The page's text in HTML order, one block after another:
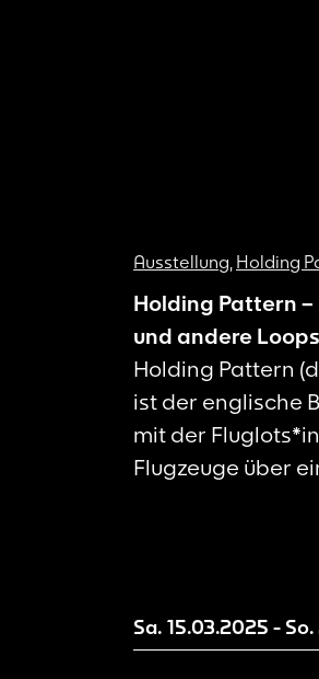
Ausstellung, Holding
Holding Pattern
und andere Loops
Holding Pattern
ist der englische
mit der
Flugzeuge über
Beherrschung:
Sa. 15.03.2025 -